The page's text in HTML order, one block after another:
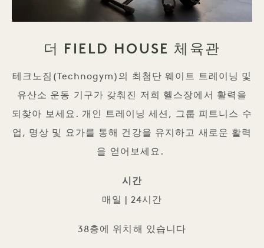
더 FIELD HOUSE 체육관
테크노짐(Technogym)의 최첨단 웨이트 트레이닝 및
유산소 운동 기구가 갖춰진 저희 헬스장에서 활력을
되찾아 보세요. 개인 트레이닝 세션, 그룹 피트니스 수
업, 명상 및 요가를 통해 건강을 유지하고 새로운 활력
을 얻어보세요.
시간
매일 | 24시간
38층에 위치해 있습니다